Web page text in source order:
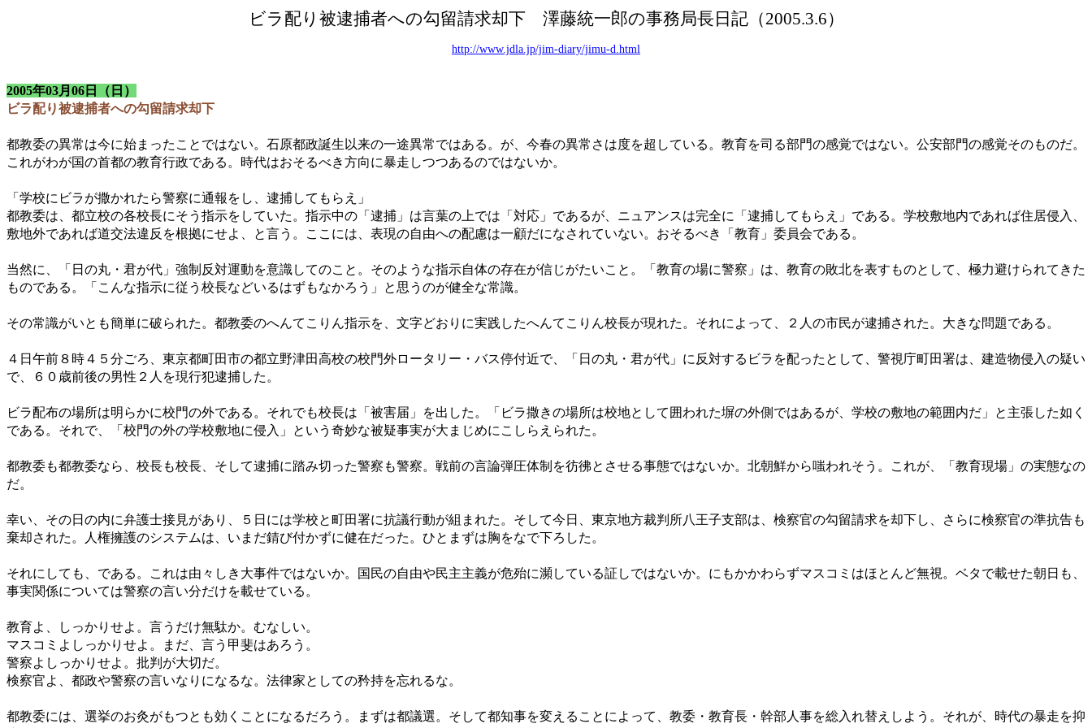
ビラ配り被逮捕者への勾留請求却下 澤藤統一郎の事務局長日記（2005.3.6）
http://www.jdla.jp/jim-diary/jimu-d.html
2005年03月06日（日）
ビラ配り被逮捕者への勾留請求却下
都教委の異常は今に始まったことではない。石原都政誕生以来の一途異常ではある。が、今春の異常さは度を超している。教育を司る部門の感覚ではない。公安部門の感覚そのものだ。
これがわが国の首都の教育行政である。時代はおそるべき方向に暴走しつつあるのではないか。
「学校にビラが撒かれたら警察に通報をし、逮捕してもらえ」
都教委は、都立校の各校長にそう指示をしていた。指示中の「逮捕」は言葉の上では「対応」であるが、ニュアンスは完全に「逮捕してもらえ」である。学校敷地内であれば住居侵入、
敷地外であれば道交法違反を根拠にせよ、と言う。ここには、表現の自由への配慮は一顧だになされていない。おそるべき「教育」委員会である。
当然に、「日の丸・君が代」強制反対運動を意識してのこと。そのような指示自体の存在が信じがたいこと。「教育の場に警察」は、教育の敗北を表すものとして、極力避けられてきた
ものである。「こんな指示に従う校長などいるはずもなかろう」と思うのが健全な常識。
その常識がいとも簡単に破られた。都教委のへんてこりん指示を、文字どおりに実践したへんてこりん校長が現れた。それによって、２人の市民が逮捕された。大きな問題である。
４日午前８時４５分ごろ、東京都町田市の都立野津田高校の校門外ロータリー・バス停付近で、「日の丸・君が代」に反対するビラを配ったとして、警視庁町田署は、建造物侵入の疑い
で、６０歳前後の男性２人を現行犯逮捕した。
ビラ配布の場所は明らかに校門の外である。それでも校長は「被害届」を出した。「ビラ撒きの場所は校地として囲われた塀の外側ではあるが、学校の敷地の範囲内だ」と主張した如く
である。それで、「校門の外の学校敷地に侵入」という奇妙な被疑事実が大まじめにこしらえられた。
都教委も都教委なら、校長も校長、そして逮捕に踏み切った警察も警察。戦前の言論弾圧体制を彷彿とさせる事態ではないか。北朝鮮から嗤われそう。これが、「教育現場」の実態なの
だ。
幸い、その日の内に弁護士接見があり、５日には学校と町田署に抗議行動が組まれた。そして今日、東京地方裁判所八王子支部は、検察官の勾留請求を却下し、さらに検察官の準抗告も
棄却された。人権擁護のシステムは、いまだ錆び付かずに健在だった。ひとまずは胸をなで下ろした。
それにしても、である。これは由々しき大事件ではないか。国民の自由や民主主義が危殆に瀕している証しではないか。にもかかわらずマスコミはほとんど無視。ベタで載せた朝日も、
事実関係については警察の言い分だけを載せている。
教育よ、しっかりせよ。言うだけ無駄か。むなしい。
マスコミよしっかりせよ。まだ、言う甲斐はあろう。
警察よしっかりせよ。批判が大切だ。
検察官よ、都政や警察の言いなりになるな。法律家としての矜持を忘れるな。
都教委には、選挙のお灸がもつとも効くことになるだろう。まずは都議選。そして都知事を変えることによって、教委・教育長・幹部人事を総入れ替えしよう。それが、時代の暴走を抑